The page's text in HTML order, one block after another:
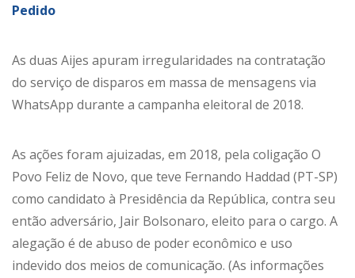
Pedido
As duas Aijes apuram irregularidades na contratação
do serviço de disparos em massa de mensagens via
WhatsApp durante a campanha eleitoral de 2018.
As ações foram ajuizadas, em 2018, pela coligação O
Povo Feliz de Novo, que teve Fernando Haddad (PT-SP)
como candidato à Presidência da República, contra seu
então adversário, Jair Bolsonaro, eleito para o cargo. A
alegação é de abuso de poder econômico e uso
indevido dos meios de comunicação. (As informações